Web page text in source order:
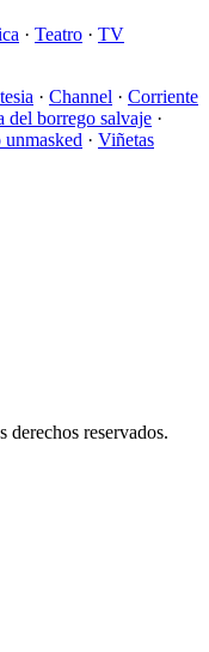
· Teatro · TV
· Channel · Corriente
del borrego salvaje ·
unmasked · Viñetas
reservados.